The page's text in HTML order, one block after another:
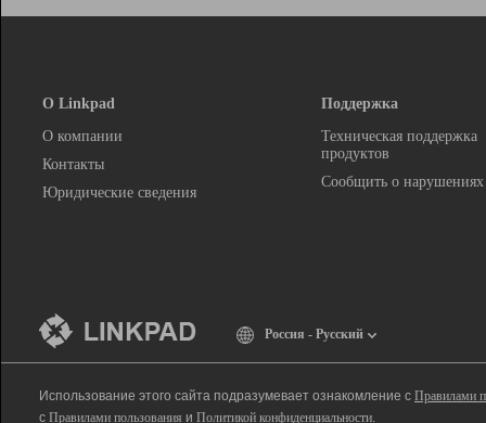
О Linkpad
О компании
Контакты
Юридические сведения
Поддержка
Техническая поддержка
продуктов
Сообщить о нарушениях
Россия - Русский
Использование этого сайта подразумевает ознакомление с Правилами
с Правилами пользования и Политикой конфиденциальности.